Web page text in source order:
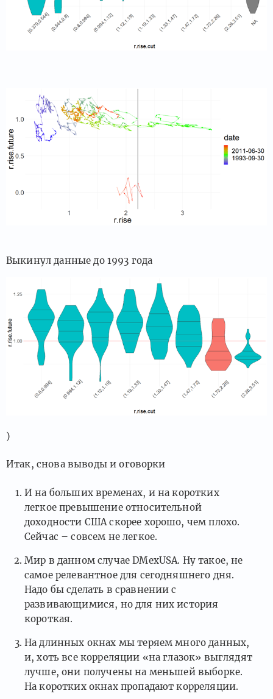
Выкинул данные до 1993 года
)
Итак, снова выводы и оговорки
И на больших временах, и на коротких
легкое превышение относительной
доходности США скорее хорошо, чем плохо.
Сейчас – совсем не легкое.
Мир в данном случае DMexUSA. Ну такое, не
самое релевантное для сегодняшнего дня.
Надо бы сделать в сравнении с
развивающимися, но для них история
короткая.
На длинных окнах мы теряем много данных,
и, хоть все корреляции «на глазок» выглядят
лучше, они получены на меньшей выборке.
На коротких окнах пропадают корреляции.